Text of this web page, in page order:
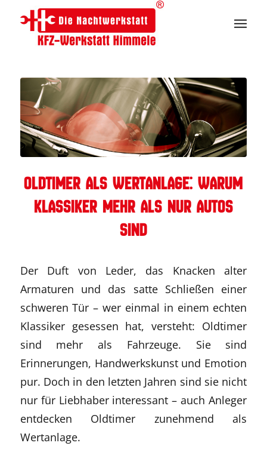
Oldtimer als Wertanlage: Warum
Klassiker mehr als nur Autos
sind
Der Duft von Leder, das Knacken alter
Armaturen und das satte Schließen einer
schweren Tür – wer einmal in einem echten
Klassiker gesessen hat, versteht: Oldtimer
sind mehr als Fahrzeuge. Sie sind
Erinnerungen, Handwerkskunst und Emotion
pur. Doch in den letzten Jahren sind sie nicht
nur für Liebhaber interessant – auch Anleger
entdecken Oldtimer zunehmend als
Wertanlage.